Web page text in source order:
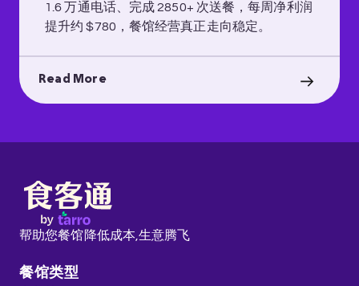
1.6 万通电话、完成 2850+ 次送餐，每周净利润
提升约 $780，餐馆经营真正走向稳定。
Read More
帮助您餐馆降低成本,生意腾飞
餐馆类型